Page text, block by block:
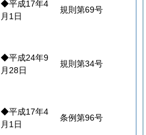
◆平成17年4
月1日
規則第69号
◆平成24年9
月28日
規則第34号
◆平成17年4
月1日
条例第96号